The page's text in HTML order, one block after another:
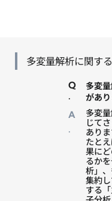
多変量解析に関す
Q
.
多変
があ
A
.
多変
じて
ありま
たと
果に
るか
析」
集約
する